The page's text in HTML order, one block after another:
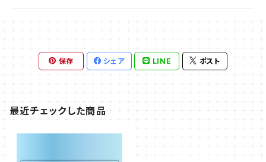
保存 シェア LINE ポスト
最近チェックした商品